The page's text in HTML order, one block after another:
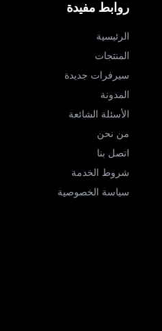
روابط مفيدة
الرئيسية
المنتجات
سيرفرات جديدة
المدونة
الأسئلة الشائعة
من نحن
اتصل بنا
شروط الخدمة
سياسة الخصوصية